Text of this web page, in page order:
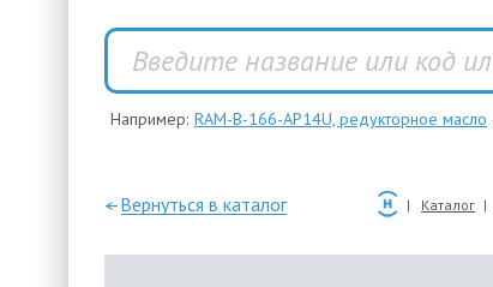
Например: RAM-B-166-AP14U, редукторное масло
—Вернуться в каталог Каталог